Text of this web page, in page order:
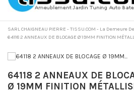
SARL CHAIGNEAU PIERRE - TISSU.COM - La Demeure
64118 2 ANNEAUX DE BLOCAGE Ø 19MM FINITION
64118 2 ANNEAUX DE
Ø 19MM FINITION